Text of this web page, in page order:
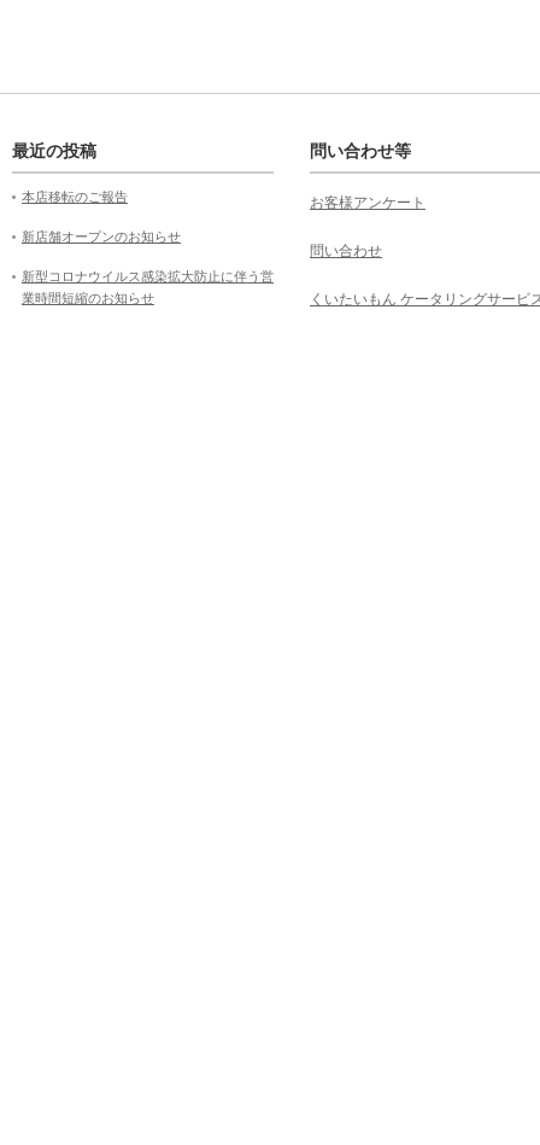
最近の投稿
本店移転のご報告
新店舗オープンのお知らせ
新型コロナウイルス感染拡大防止に伴う営
業時間短縮のお知らせ
問い合わせ等
お客様アンケート
問い合わせ
くいたいもん ケータリングサービ